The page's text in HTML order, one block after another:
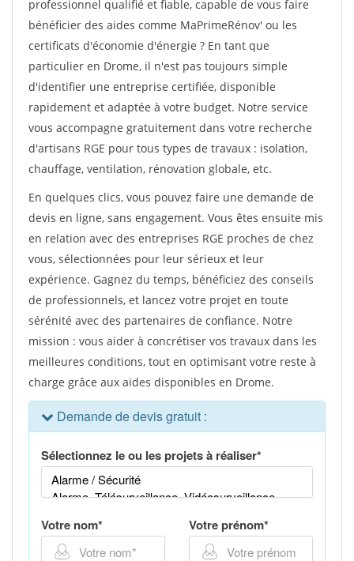
professionnel qualifié et fiable, capable de vous faire
bénéficier des aides comme MaPrimeRénov' ou les
certificats d'économie d'énergie ? En tant que
particulier en Drome, il n'est pas toujours simple
d'identifier une entreprise certifiée, disponible
rapidement et adaptée à votre budget. Notre service
vous accompagne gratuitement dans votre recherche
d'artisans RGE pour tous types de travaux : isolation,
chauffage, ventilation, rénovation globale, etc.
En quelques clics, vous pouvez faire une demande de
devis en ligne, sans engagement. Vous êtes ensuite mis
en relation avec des entreprises RGE proches de chez
vous, sélectionnées pour leur sérieux et leur
expérience. Gagnez du temps, bénéficiez des conseils
de professionnels, et lancez votre projet en toute
sérénité avec des partenaires de confiance. Notre
mission : vous aider à concrétiser vos travaux dans les
meilleures conditions, tout en optimisant votre reste à
charge grâce aux aides disponibles en Drome.